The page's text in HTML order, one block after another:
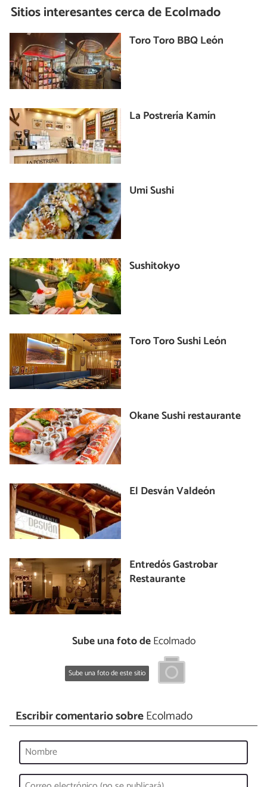
Sitios interesantes cerca deEcolmado
Toro Toro BBQ León
La Postrería Kamín
Umi Sushi
Sushitokyo
Toro Toro Sushi León
Okane Sushi restaurante
El Desván Valdeón
Entredós Gastrobar
Restaurante
Sube una foto deEcolmado
Sube una foto de este sitio
Escribir comentario sobreEcolmado